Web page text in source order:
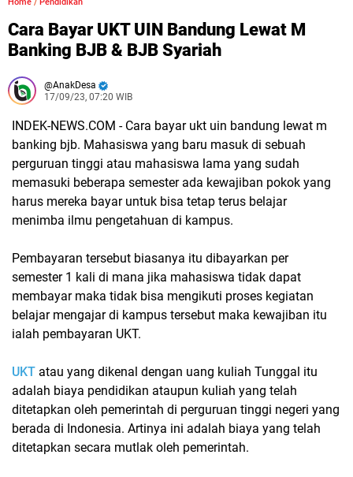
Cara Bayar UKT UIN Bandung Lewat M
Banking BJB & BJB Syariah
AnakDesa
17/09/23, 07:20 WIB
INDEK-NEWS.COM - Cara bayar ukt uin bandung lewat m
banking bjb. Mahasiswa yang baru masuk di sebuah
perguruan tinggi atau mahasiswa lama yang sudah
memasuki beberapa semester ada kewajiban pokok yang
harus mereka bayar untuk bisa tetap terus belajar
menimba ilmu pengetahuan di kampus.
Pembayaran tersebut biasanya itu dibayarkan per
semester 1 kali di mana jika mahasiswa tidak dapat
membayar maka tidak bisa mengikuti proses kegiatan
belajar mengajar di kampus tersebut maka kewajiban itu
ialah pembayaran UKT.
UKT atau yang dikenal dengan uang kuliah Tunggal itu
adalah biaya pendidikan ataupun kuliah yang telah
ditetapkan oleh pemerintah di perguruan tinggi negeri yang
berada di Indonesia. Artinya ini adalah biaya yang telah
ditetapkan secara mutlak oleh pemerintah.